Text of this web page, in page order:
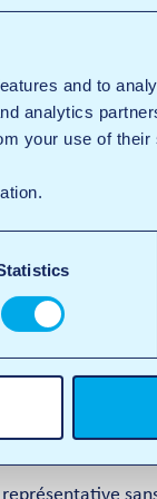
and to
analytics
your use of
du
famille, vos amis
un maximum de
toutes les